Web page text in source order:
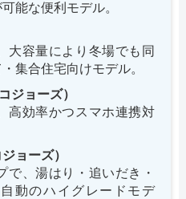
能な便利モデル。
大容量により冬場でも同
集合住宅向けモデル。
ジョーズ）
高効率かつスマホ連携対
ョーズ）
で、湯はり・追いだき・
動のハイグレードモデ